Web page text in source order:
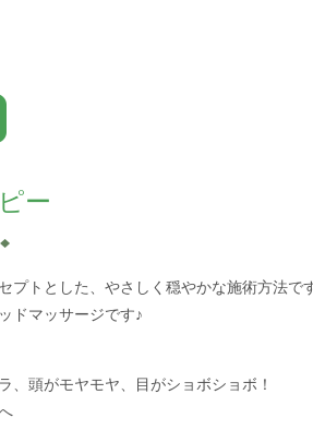
ー
プトとした、やさしく穏やかな施術方法で
ドマッサージです♪
、頭がモヤモヤ、目がショボショボ！